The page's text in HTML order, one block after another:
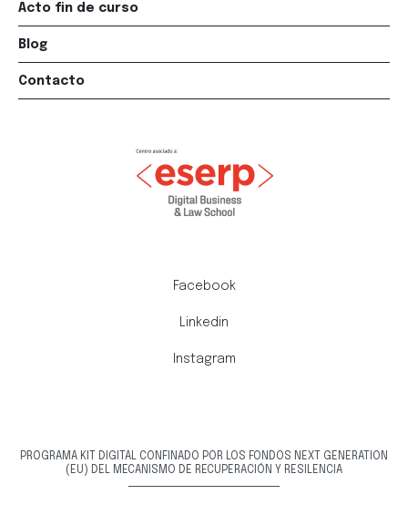
Acto fin de curso
Blog
Contacto
Facebook
Linkedin
Instagram
PROGRAMA KIT DIGITAL CONFINADO POR LOS FONDOS NEXT GENERATION
(EU) DEL MECANISMO DE RECUPERACIÓN Y RESILENCIA